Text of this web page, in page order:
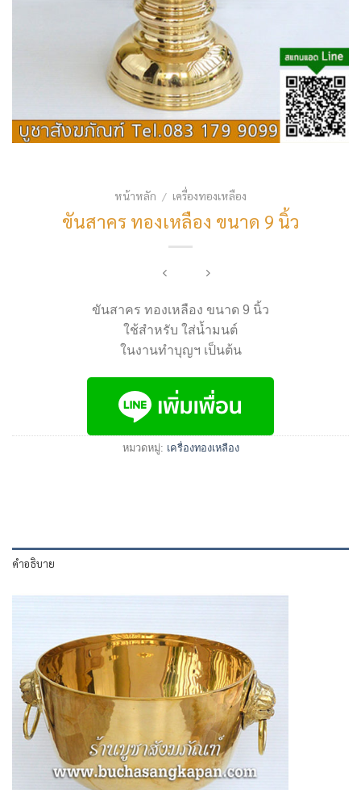
หน้าหลัก / เครื่องทองเหลือง
ขันสาคร ทองเหลือง ขนาด 9 นิ้ว
ขันสาคร ทองเหลือง ขนาด 9 นิ้ว
ใช้สำหรับ ใส่น้ำมนต์
ในงานทำบุญฯ เป็นต้น
หมวดหมู่: เครื่องทองเหลือง
คำอธิบาย